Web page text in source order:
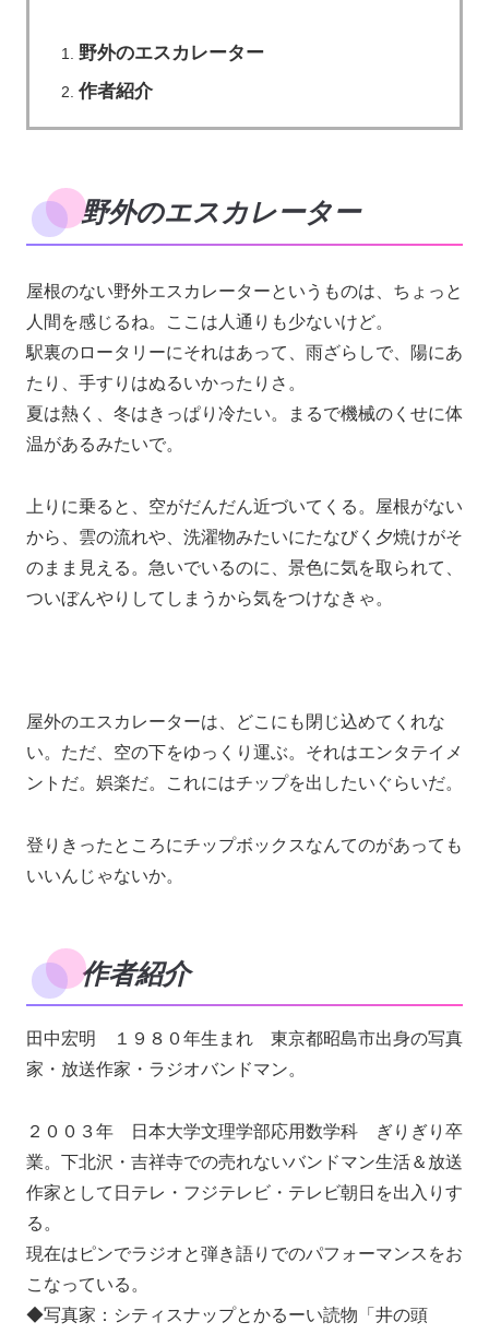
野外のエスカレーター
作者紹介
野外のエスカレーター
屋根のない野外エスカレーターというものは、ちょっと
人間を感じるね。ここは人通りも少ないけど。
駅裏のロータリーにそれはあって、雨ざらしで、陽にあ
たり、手すりはぬるいかったりさ。
夏は熱く、冬はきっぱり冷たい。まるで機械のくせに体
温があるみたいで。
上りに乗ると、空がだんだん近づいてくる。屋根がない
から、雲の流れや、洗濯物みたいにたなびく夕焼けがそ
のまま見える。急いでいるのに、景色に気を取られて、
ついぼんやりしてしまうから気をつけなきゃ。
屋外のエスカレーターは、どこにも閉じ込めてくれな
い。ただ、空の下をゆっくり運ぶ。それはエンタテイメ
ントだ。娯楽だ。これにはチップを出したいぐらいだ。
登りきったところにチップボックスなんてのがあっても
いいんじゃないか。
作者紹介
田中宏明 １９８０年生まれ 東京都昭島市出身の写真
家・放送作家・ラジオバンドマン。
２００３年 日本大学文理学部応用数学科 ぎりぎり卒
業。下北沢・吉祥寺での売れないバンドマン生活＆放送
作家として日テレ・フジテレビ・テレビ朝日を出入りす
る。
現在はピンでラジオと弾き語りでのパフォーマンスをお
こなっている。
◆写真家：シティスナップとかるーい読物「井の頭